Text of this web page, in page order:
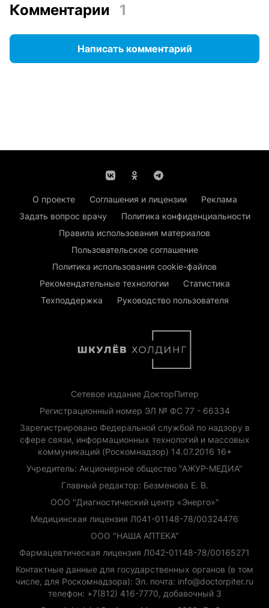
Комментарии 1
Написать комментарий
О проекте Соглашения и лицензии
Реклама
Задать вопрос врачу
Политика конфиденциальности
Правила использования материалов
Пользовательское соглашение
Политика использования cookie-файлов
Рекомендательные технологии
Статистика
Техподдержка
Руководство пользователя
Сетевое издание ДокторПитер
Регистрационный номер ЭЛ № ФС 77 - 66334
Зарегистрировано Федеральной службой по надзору в
сфере связи, информационных технологий и массовых
коммуникаций (Роскомнадзор) 14.07.2016 16+
Учредитель: Акционерное общество "АЖУР-МЕДИА"
Главный редактор: Безменова Е. В.
ООО "Диагностический центр «Энерго»"
Медицинская лицензия Л041-01148-78/00324476
ООО "НАША АПТЕКА"
Фармацевтическая лицензия Л042-01148-78/00165271
Контактные данные для государственных органов (в том
числе, для Роскомнадзора): Эл. почта: info@doctorpiter.ru
телефон: +7(812) 416-7770, добавочный 3